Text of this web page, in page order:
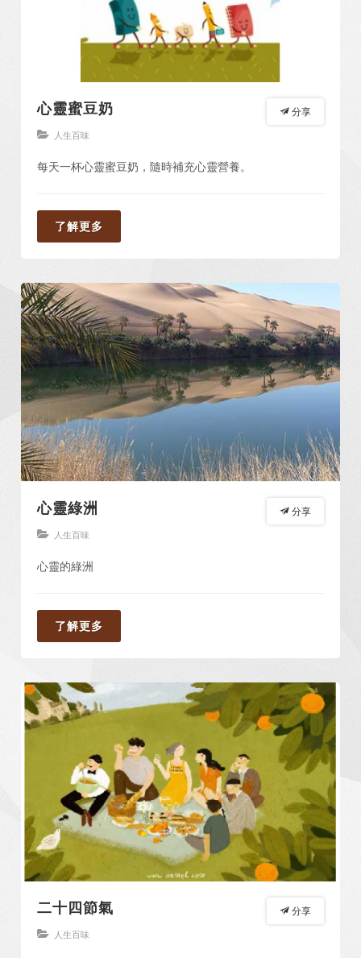
分享
心靈蜜豆奶
人生百味
每天一杯心靈蜜豆奶，隨時補充心靈營養。
了解更多
分享
心靈綠洲
人生百味
心靈的綠洲
了解更多
分享
二十四節氣
人生百味